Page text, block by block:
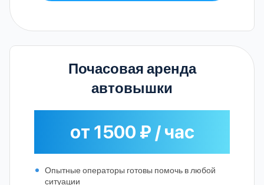
Почасовая аренда
автовышки
от 1500 ₽ / час
Опытные операторы готовы помочь в любой
ситуации